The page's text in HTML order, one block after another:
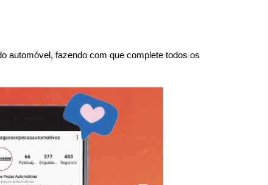
automóvel, fazendo com que complete todos os